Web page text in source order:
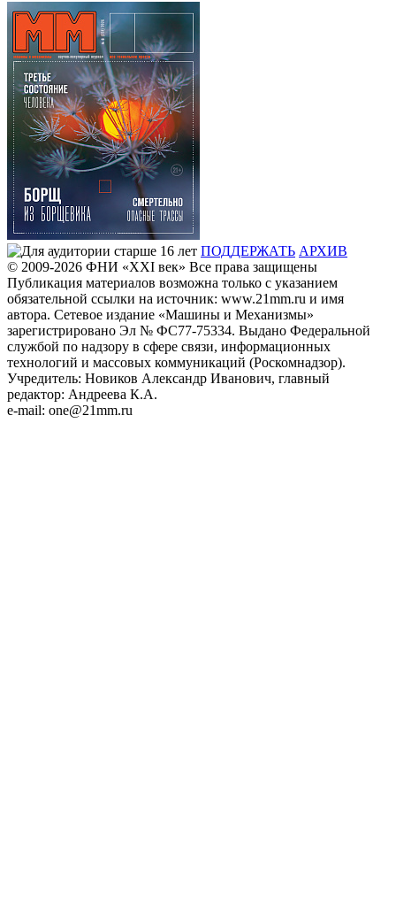
ПОДДЕРЖАТЬ АРХИВ
© 2009-2026 ФHИ «XXI век» Все права защищены
Публикация материалов возможна только с указанием
обязательной ссылки на источник: www.21mm.ru и имя
автора. Сетевое издание «Машины и Механизмы»
зарегистрировано Эл № ФС77-75334. Выдано Федеральной
службой по надзору в сфере связи, информационных
технологий и массовых коммуникаций (Роскомнадзор).
Учредитель: Новиков Александр Иванович, главный
редактор: Андреева К.А.
e-mail: one@21mm.ru